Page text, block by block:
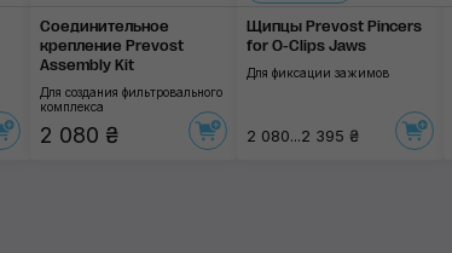
Соединительное
крепление Prevost
Assembly Kit
Для создания фильтровального
комплекса
2 080 ₴
Щипцы Prevost Pincers
for O-Clips Jaws
Для фиксации зажимов
2 080...2 395 ₴